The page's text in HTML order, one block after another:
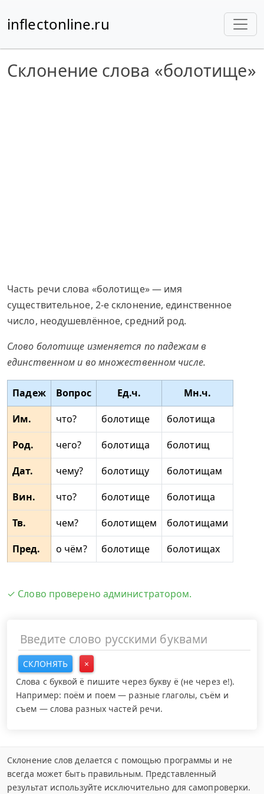
inflectonline.ru
Склонение слова «болотище»
Часть речи слова «болотище» — имя
существительное, 2-е склонение, единственное
число, неодушевлённое, средний род.
Слово болотище изменяется по падежам в
единственном и во множественном числе.
Падеж Вопрос Ед.ч.
Мн.ч.
Им.
что? болотище
болотища
Род.
чего? болотища
болотищ
Дат.
чему? болотищу
болотищам
Вин.
что? болотище
болотища
Тв.
чем? болотищем
болотищами
Пред.
о чём? болотище болотищах
✓ Слово проверено администратором.
СКЛОНЯТЬ
×
Слова с буквой ё пишите через букву ё (не через е!).
Например: поём и поем — разные глаголы, съём и
съем — слова разных частей речи.
Склонение слов делается с помощью программы и не
всегда может быть правильным. Представленный
результат используйте исключительно для самопроверки.